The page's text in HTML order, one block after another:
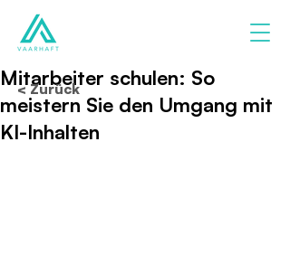
Mitarbeiter schulen: So
meistern Sie den Umgang mit
KI-Inhalten
< Zurück